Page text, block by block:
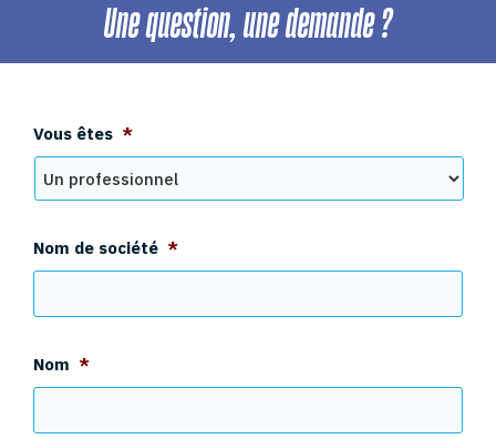
Une question, une demande ?
Vous êtes *
Nom de société *
Nom *